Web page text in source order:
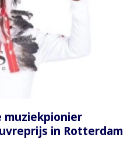
muziekpionier
in Rotterdam